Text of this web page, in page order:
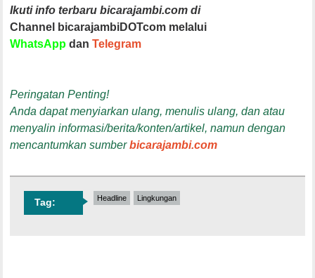
Ikuti info terbaru bicarajambi.com di
Channel bicarajambiDOTcom melalui
WhatsApp danTelegram
Peringatan Penting!
Anda dapat menyiarkan ulang, menulis ulang, dan atau
menyalin informasi/berita/konten/artikel, namun dengan
mencantumkan sumberbicarajambi.com
Tag: Headline Lingkungan